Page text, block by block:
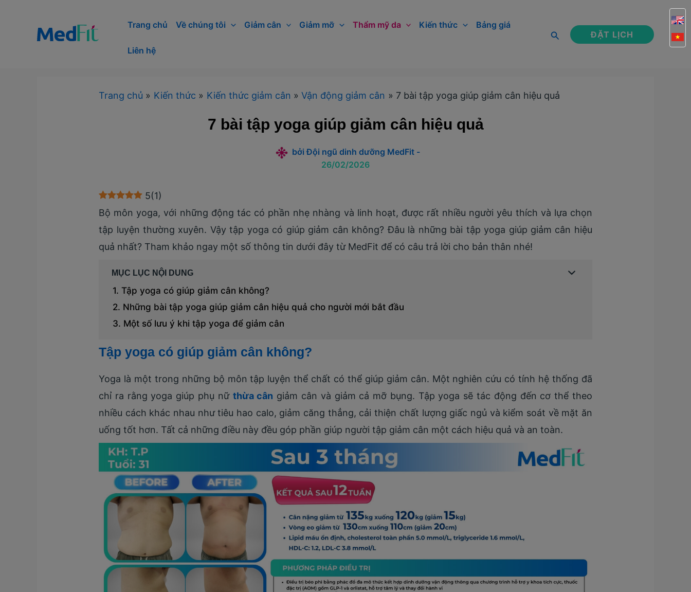
Trang chủ Về chúng tôi Giảm cân Giảm mỡ Thẩm mỹ da Kiến thức Bảng giá
Liên hệ
Tìm
ĐẶT LỊCH
Trang chủ Kiến thức Kiến thức giảm cân Vận động giảm cân 7 bài tập yoga giúp giảm cân hiệu quả
7 bài tập yoga giúp giảm cân hiệu quả
bởi Đội ngũ dinh dưỡng MedFit -
26/02/2026
5(1)
Bộ môn yoga, với những động tác có phần nhẹ nhàng và linh hoạt, được rất nhiều người yêu thích và lựa chọn
tập luyện thường xuyên. Vậy tập yoga có giúp giảm cân không? Đâu là những bài tập yoga giúp giảm cân hiệu
quả nhất? Tham khảo ngay một số thông tin dưới đây từ MedFit để có câu trả lời cho bản thân nhé!
MỤC LỤC NỘI DUNG
Tập yoga có giúp giảm cân không?
Những bài tập yoga giúp giảm cân hiệu quả cho người mới bắt đầu
Một số lưu ý khi tập yoga để giảm cân
Tập yoga có giúp giảm cân không?
Yoga là một trong những bộ môn tập luyện thể chất có thể giúp giảm cân. Một nghiên cứu có tính hệ thống đã
chỉ ra rằng yoga giúp phụ nữ thừa cân giảm cân và giảm cả mỡ bụng. Tập yoga sẽ tác động đến cơ thể theo
nhiều cách khác nhau như tiêu hao calo, giảm căng thẳng, cải thiện chất lượng giấc ngủ và kiểm soát về mặt ăn
uống tốt hơn. Tất cả những điều này đều góp phần giúp người tập giảm cân một cách hiệu quả và an toàn.